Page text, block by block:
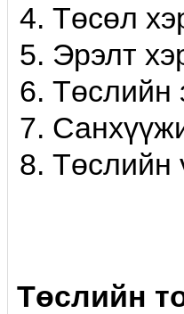
Төсөл
Эрэлт
Төслийн
Төслийн
Төслийн